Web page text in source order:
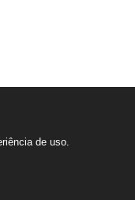
de uso.